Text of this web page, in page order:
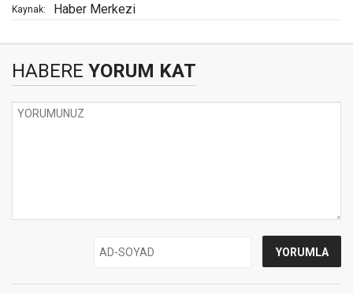
Kaynak: Haber Merkezi
HABERE YORUM KAT